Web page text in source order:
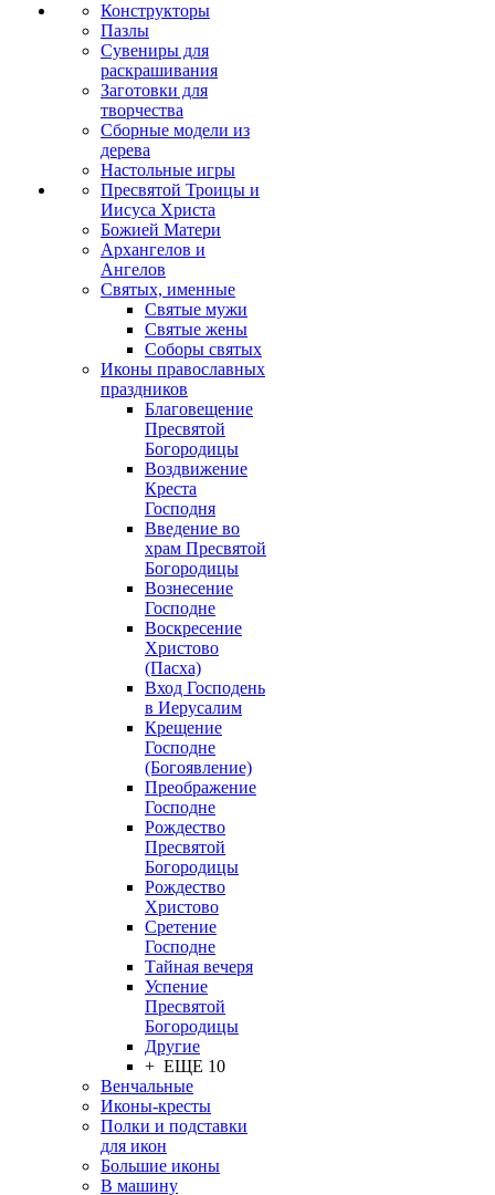
Конструкторы
Пазлы
Сувениры для
раскрашивания
Заготовки для
творчества
Сборные модели из
дерева
Настольные игры
Пресвятой Троицы и
Иисуса Христа
Божией Матери
Архангелов и
Ангелов
Святых, именные
Святые мужи
Святые жены
Соборы святых
Иконы православных
праздников
Благовещение
Пресвятой
Богородицы
Воздвижение
Креста
Господня
Введение во
храм Пресвятой
Богородицы
Вознесение
Господне
Воскресение
Христово
(Пасха)
Вход Господень
в Иерусалим
Крещение
Господне
(Богоявление)
Преображение
Господне
Рождество
Пресвятой
Богородицы
Рождество
Христово
Сретение
Господне
Тайная вечеря
Успение
Пресвятой
Богородицы
Другие
+ ЕЩЕ 10
Венчальные
Иконы-кресты
Полки и подставки
для икон
Большие иконы
В машину